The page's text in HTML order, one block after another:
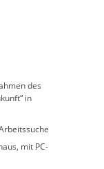
des
in
mit PC-